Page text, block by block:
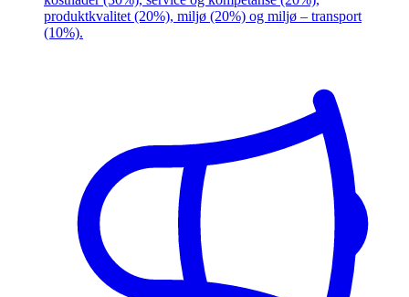
produktkvalitet (20%), miljø (20%) og miljø – transport
(10%).